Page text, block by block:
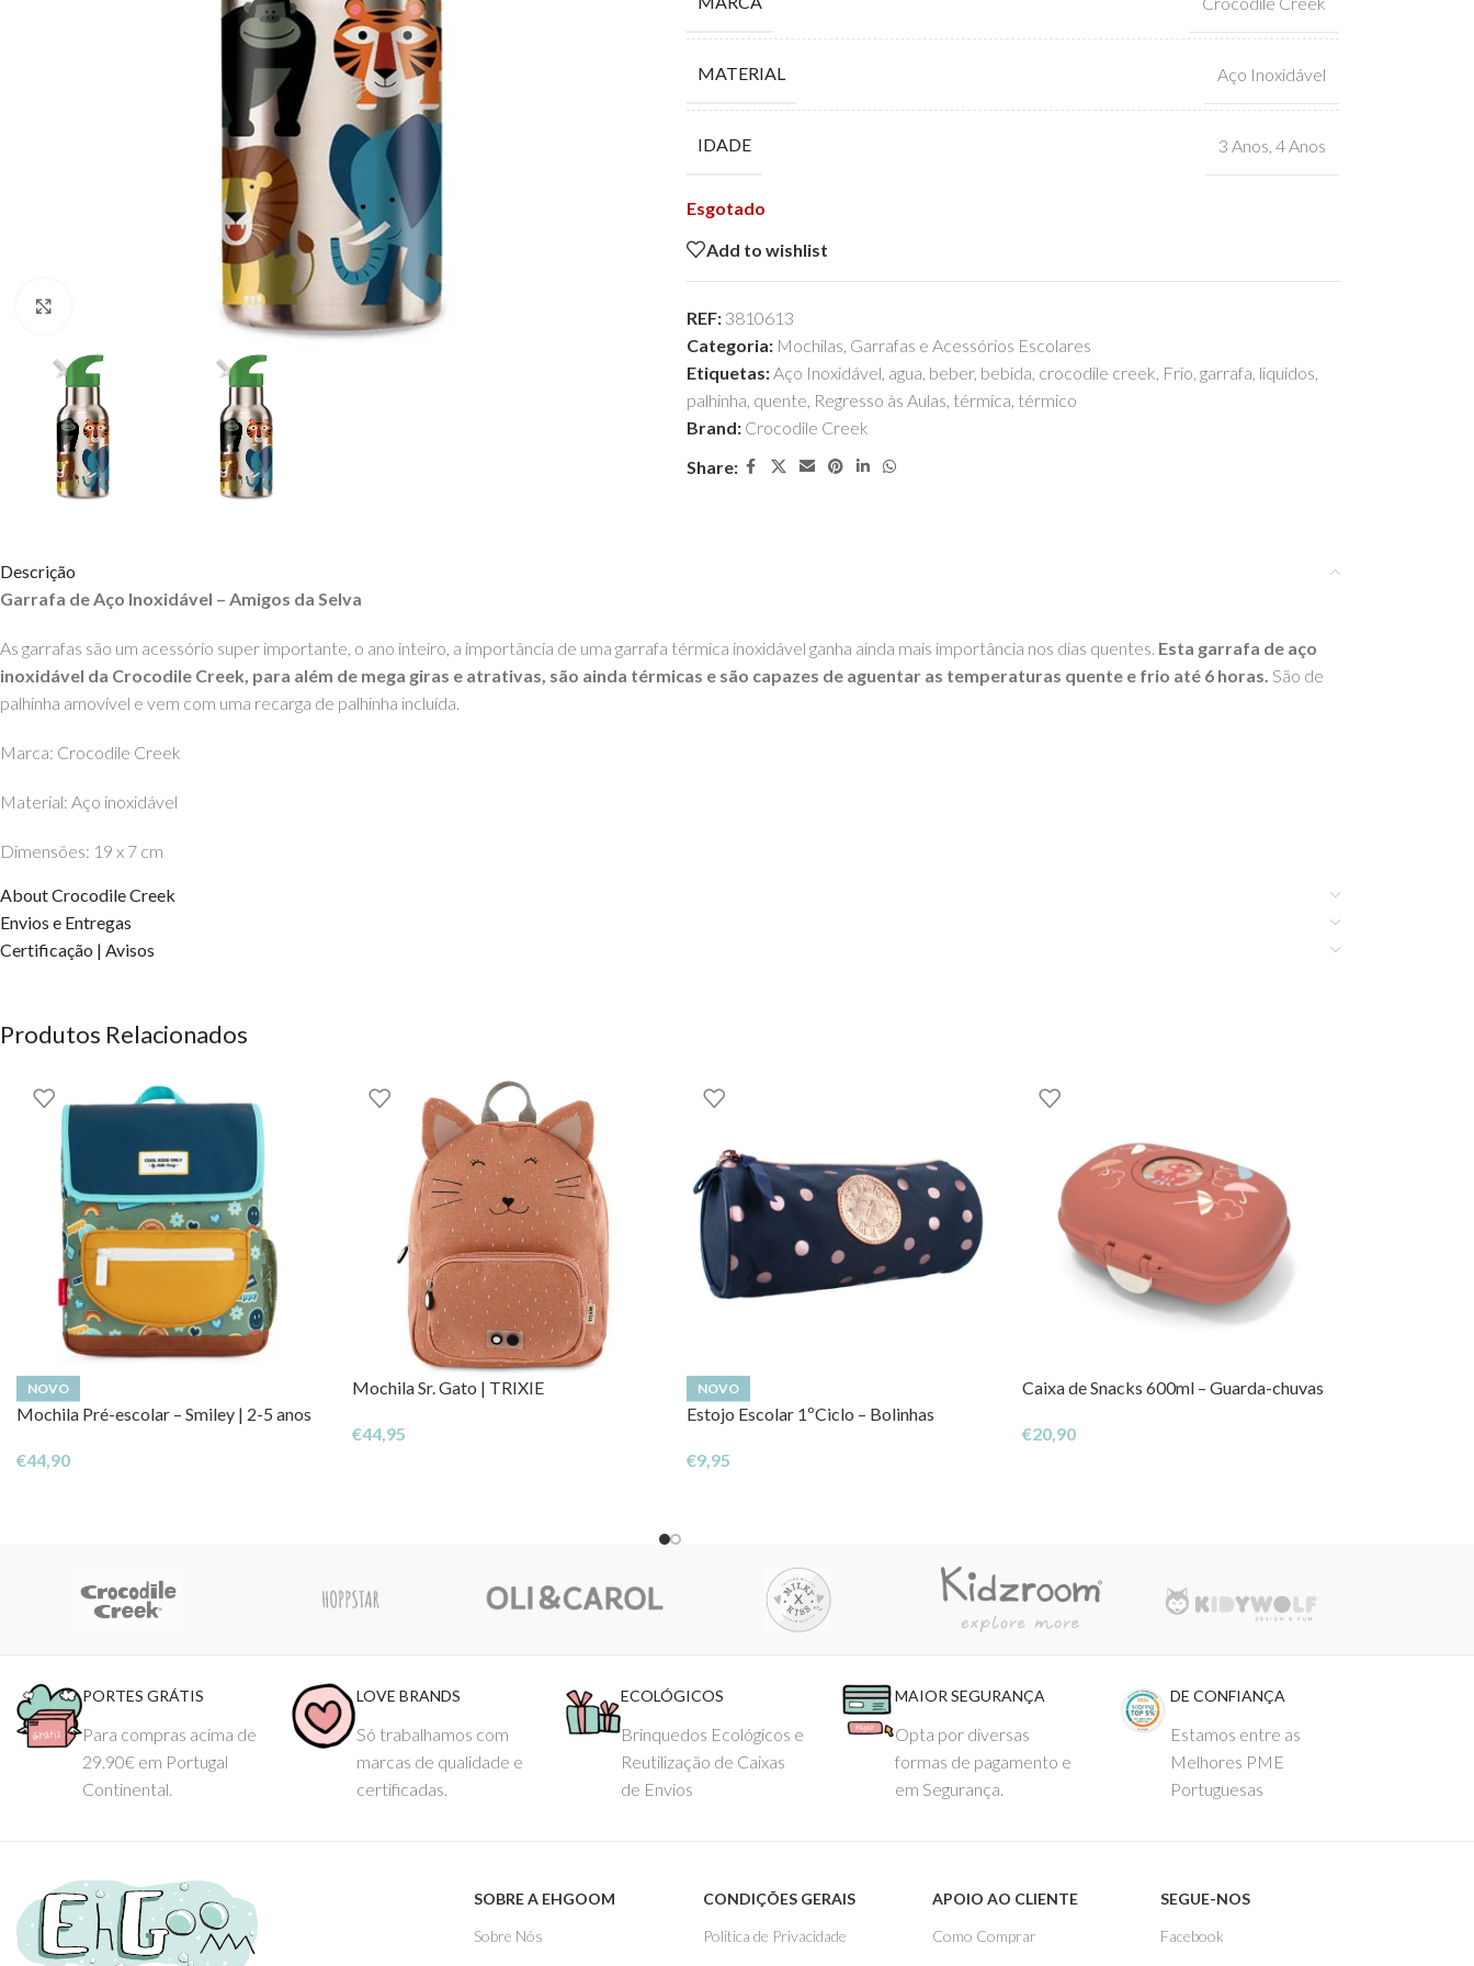
MATERIAL Aço Inoxidável
IDADE 3 Anos 4 Anos
Esgotado
Add to wishlist
REF: 3810613
Categoria: Mochilas, Garrafas e Acessórios Escolares
Etiquetas:Aço Inoxidável, agua, beber, bebida, crocodile creek, Frio, garrafa, liquidos,
palhinha, quente, Regresso às Aulas, térmica, térmico
Brand: Crocodile Creek
Share:
Descrição
Garrafa de Aço Inoxidável – Amigos da Selva
As garrafas são um acessório super importante, o ano inteiro, a importância de uma garrafa térmica inoxidável ganha ainda mais importância nos dias quentes. Esta garrafa de aço
inoxidável da Crocodile Creek, para além de mega giras e atrativas, são ainda térmicas e são capazes de aguentar as temperaturas quente e frio até 6 horas. São de
palhinha amovível e vem com uma recarga de palhinha incluída.
Marca: Crocodile Creek
Material: Aço inoxidável
Dimensões: 19 x 7 cm
Idade: recomendado a partir dos 3 anos
DIREITOS DOS CONTEÚDOS ESTÃO RESERVADOS À EHGOOM – TOYS WITH
About Crocodile Creek
Envios e Entregas
Certificação | Avisos
Produtos Relacionados
NOVO
Mochila Pré-escolar – Smiley | 2-5 anos
€44,90
Mochila Sr. Gato | TRIXIE
€44,95
NOVO
Estojo Escolar 1ºCiclo – Bolinhas
€9,95
Caixa de Snacks 600ml – Guarda-chuvas
€20,90
PORTES GRÁTIS
Para compras acima de
29.90€ em Portugal
Continental.
LOVE BRANDS
Só trabalhamos com
marcas de qualidade e
certificadas.
ECOLÓGICOS
Brinquedos Ecológicos e
Reutilização de Caixas
de Envios
MAIOR SEGURANÇA
Opta por diversas
formas de pagamento e
em Segurança.
DE CONFIANÇA
Estamos entre as
Melhores PME
Portuguesas
SOBRE A EHGOOM
Sobre Nós
CONDIÇÕES GERAIS
Politica de Privacidade
APOIO AO CLIENTE
Como Comprar
SEGUE-NOS
Facebook